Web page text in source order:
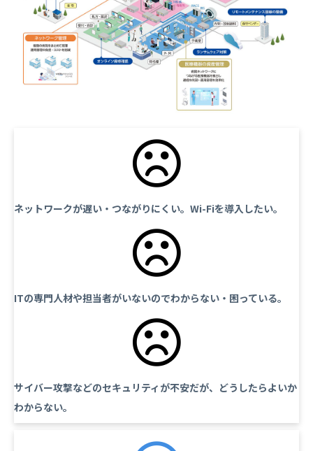
ネットワークが遅い・つながりにくい。Wi-Fiを導入したい。
ITの専門人材や担当者がいないのでわからない・困っている。
サイバー攻撃などのセキュリティが不安だが、どうしたらよいか
わからない。